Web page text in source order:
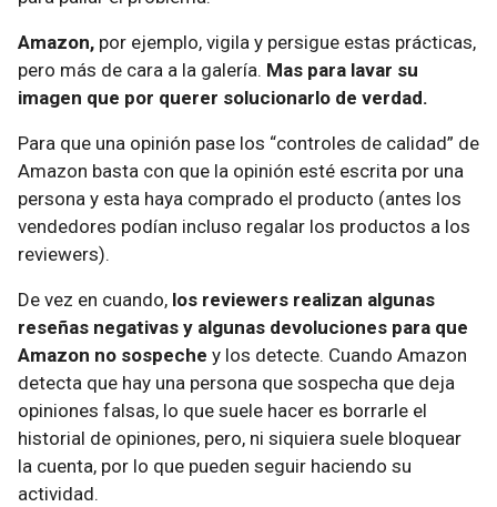
Amazon, por ejemplo, vigila y persigue estas prácticas,
pero más de cara a la galería. Mas para lavar su
imagen que por querer solucionarlo de verdad.
Para que una opinión pase los “controles de calidad” de
Amazon basta con que la opinión esté escrita por una
persona y esta haya comprado el producto (antes los
vendedores podían incluso regalar los productos a los
reviewers).
De vez en cuando, los reviewers realizan algunas
reseñas negativas y algunas devoluciones para que
Amazon no sospeche y los detecte. Cuando Amazon
detecta que hay una persona que sospecha que deja
opiniones falsas, lo que suele hacer es borrarle el
historial de opiniones, pero, ni siquiera suele bloquear
la cuenta, por lo que pueden seguir haciendo su
actividad.